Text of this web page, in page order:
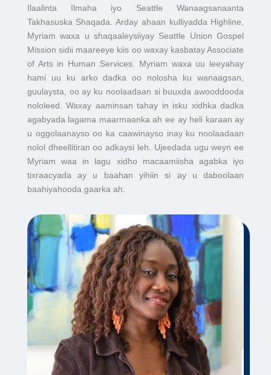
Ilaalinta Ilmaha iyo Seattle Wanaagsanaanta
Takhasuska Shaqada. Arday ahaan kulliyadda Highline,
Myriam waxa u shaqaaleysiiyay Seattle Union Gospel
Mission sidii maareeye kiis oo waxay kasbatay Associate
of Arts in Human Services. Myriam waxa uu leeyahay
hami uu ku arko dadka oo nolosha ku wanaagsan,
guulaysta, oo ay ku noolaadaan si buuxda awooddooda
nololeed. Waxay aaminsan tahay in isku xidhka dadka
agabyada lagama maarmaanka ah ee ay heli karaan ay
u oggolaanayso oo ka caawinayso inay ku noolaadaan
nolol dheellitiran oo adkaysi leh. Ujeedada ugu weyn ee
Myriam waa in lagu xidho macaamiisha agabka iyo
tixraacyada ay u baahan yihiin si ay u daboolaan
baahiyahooda gaarka ah.